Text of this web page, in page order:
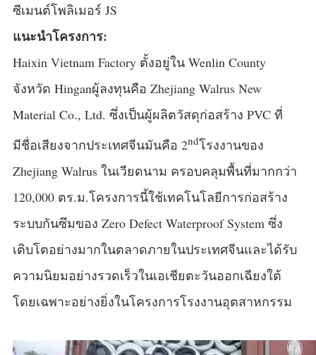
ซีเมนต์โพลิเมอร์ JS
แนะนำโครงการ:
Haixin Vietnam Factory ตั้งอยู่ใน Wenlin County
จังหวัด Hinganผู้ลงทุนคือ Zhejiang Walrus New
Material Co., Ltd. ซึ่งเป็นผู้ผลิตวัสดุก่อสร้าง PVC ที่
มีชื่อเสียงจากประเทศจีนมันคือ 2ndโรงงานของ
Zhejiang Walrus ในเวียดนาม ครอบคลุมพื้นที่มากกว่า
120,000 ตร.ม.โครงการนี้ใช้เทคโนโลยีการก่อสร้าง
ระบบกันซึมของ Zero Defect Waterproof System ซึ่ง
เติบโตอย่างมากในตลาดภายในประเทศจีนและได้รับ
ความนิยมอย่างรวดเร็วในเอเชียตะวันออกเฉียงใต้
โดยเฉพาะอย่างยิ่งในโครงการโรงงานอุตสาหกรรม